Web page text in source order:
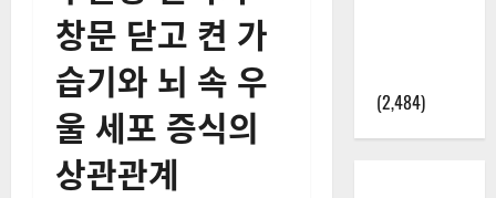
창문 닫고 켠 가
습기와 뇌 속 우
울 세포 증식의
상관관계
(2,484)